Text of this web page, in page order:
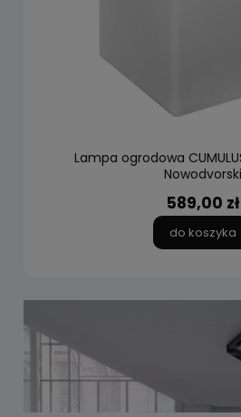
Lampa ogrodowa
Nowodvorski
589,00 zł
do koszyka